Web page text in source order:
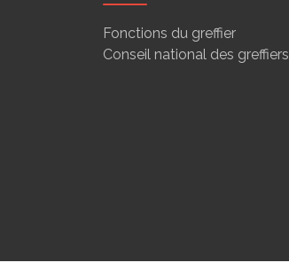
Fonctions du greffier
Conseil national des greffiers